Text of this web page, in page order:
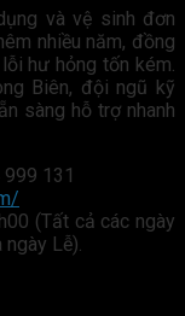
và vệ sinh đơn
nhiều năm, đồng
hư hỏng tốn kém.
Biên, đội ngũ kỹ
sàng hỗ trợ nhanh
131
(Tất cả các ngày
Lễ).